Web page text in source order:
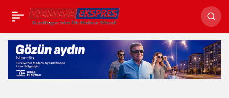
Vali Akkoyun’dan
Üniversite
Öğrencilerine 3
Paylaş